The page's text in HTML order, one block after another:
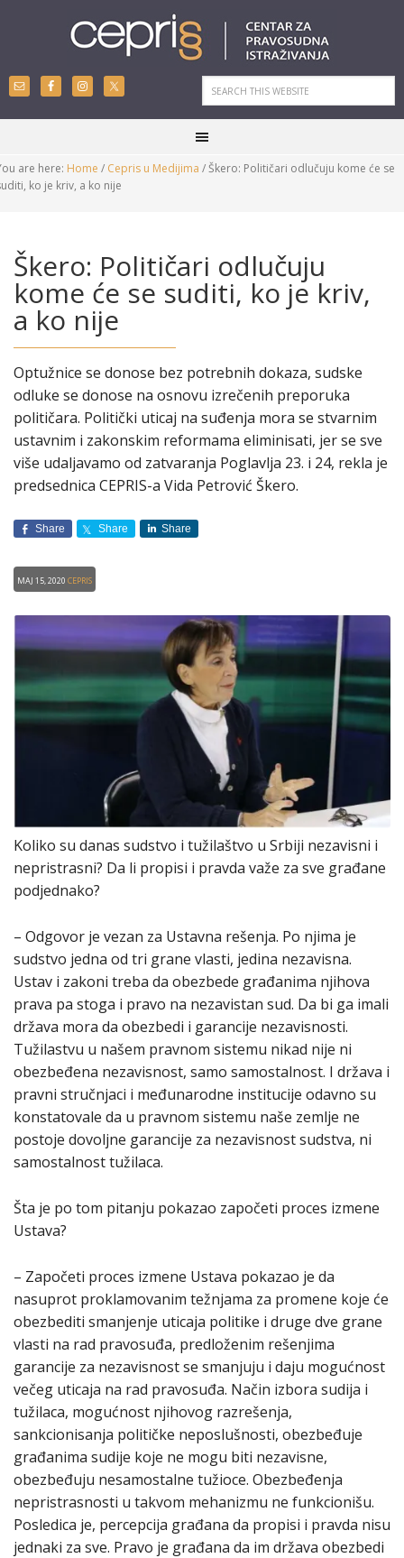
are here: Home / Cepris u Medijima /Škero: Političari odlučuju kome će se
ko je kriv, a ko nije
Škero: Političari odlučuju
kome će se suditi, ko je kriv,
a ko nije
Optužnice se donose bez potrebnih dokaza, sudske
odluke se donose na osnovu izrečenih preporuka
političara. Politički uticaj na suđenja mora se stvarnim
ustavnim i zakonskim reformama eliminisati, jer se sve
više udaljavamo od zatvaranja Poglavlja 23. i 24, rekla je
predsednica CEPRIS-a Vida Petrović Škero.
Share Share Share
Maj 15, 2020CEPRIS
Koliko su danas sudstvo i tužilaštvo u Srbiji nezavisni i
nepristrasni? Da li propisi i pravda važe za sve građane
podjednako?
– Odgovor je vezan za Ustavna rešenja. Po njima je
sudstvo jedna od tri grane vlasti, jedina nezavisna.
Ustav i zakoni treba da obezbede građanima njihova
prava pa stoga i pravo na nezavistan sud. Da bi ga imali
država mora da obezbedi i garancije nezavisnosti.
Tužilastvu u našem pravnom sistemu nikad nije ni
obezbeđena nezavisnost, samo samostalnost. I država i
pravni stručnjaci i međunarodne institucije odavno su
konstatovale da u pravnom sistemu naše zemlje ne
postoje dovoljne garancije za nezavisnost sudstva, ni
samostalnost tužilaca.
Šta je po tom pitanju pokazao započeti proces izmene
Ustava?
– Započeti proces izmene Ustava pokazao je da
nasuprot proklamovanim težnjama za promene koje će
obezbediti smanjenje uticaja politike i druge dve grane
vlasti na rad pravosuđa, predloženim rešenjima
garancije za nezavisnost se smanjuju i daju mogućnost
večeg uticaja na rad pravosuđa. Način izbora sudija i
tužilaca, mogućnost njihovog razrešenja,
sankcionisanja političke neposlušnosti, obezbeđuje
građanima sudije koje ne mogu biti nezavisne,
obezbeđuju nesamostalne tužioce. Obezbeđenja
nepristrasnosti u takvom mehanizmu ne funkcionišu.
Posledica je, percepcija građana da propisi i pravda nisu
jednaki za sve. Pravo je građana da im država obezbedi